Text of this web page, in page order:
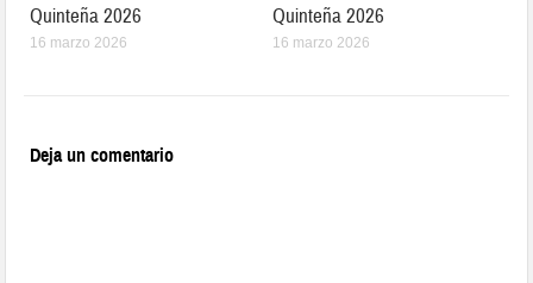
Quinteña 2026
16 marzo 2026
Quinteña 2026
16 marzo 2026
Deja un comentario